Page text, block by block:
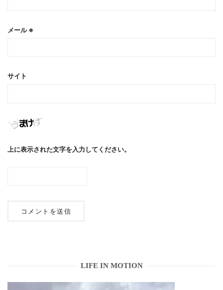
メール※
サイト
上に表示された文字を入力してください。
LIFE IN MOTION